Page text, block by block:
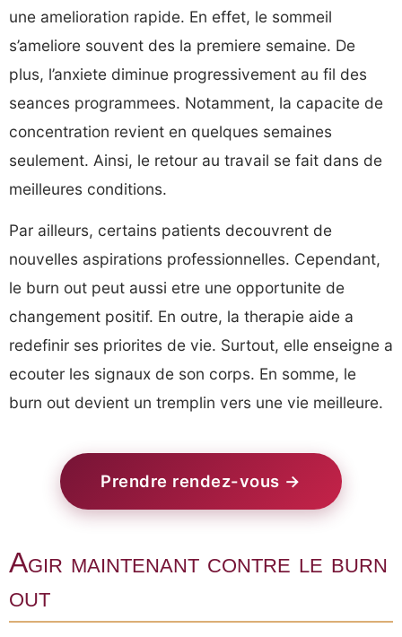
une amelioration rapide. En effet, le sommeil
s’ameliore souvent des la premiere semaine. De
plus, l’anxiete diminue progressivement au fil des
seances programmees. Notamment, la capacite de
concentration revient en quelques semaines
seulement. Ainsi, le retour au travail se fait dans de
meilleures conditions.
Par ailleurs, certains patients decouvrent de
nouvelles aspirations professionnelles. Cependant,
le burn out peut aussi etre une opportunite de
changement positif. En outre, la therapie aide a
redefinir ses priorites de vie. Surtout, elle enseigne a
ecouter les signaux de son corps. En somme, le
burn out devient un tremplin vers une vie meilleure.
Prendre rendez-vous →
Agir maintenant contre le burn
out